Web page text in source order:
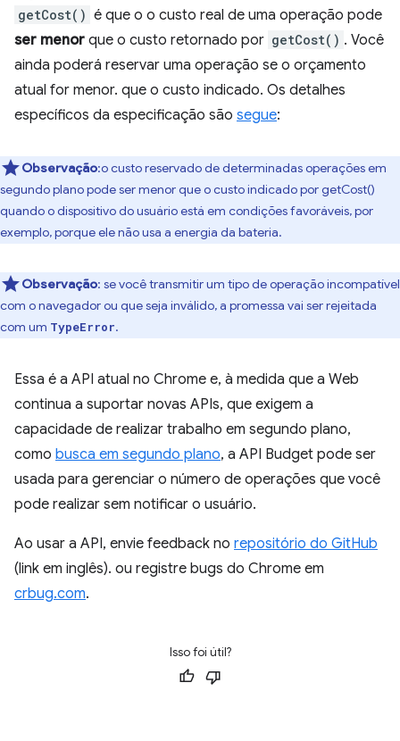
getCost() é que o o custo real de uma operação pode
ser menor que o custo retornado por getCost() . Você
ainda poderá reservar uma operação se o orçamento
atual for menor. que o custo indicado. Os detalhes
específicos da especificação são segue:
Observação:o custo reservado de determinadas operações em
segundo plano pode ser menor que o custo indicado por getCost()
quando o dispositivo do usuário está em condições favoráveis, por
exemplo, porque ele não usa a energia da bateria.
Observação: se você transmitir um tipo de operação incompatível
com o navegador ou que seja inválido, a promessa vai ser rejeitada
com um TypeError.
Essa é a API atual no Chrome e, à medida que a Web
continua a suportar novas APIs, que exigem a
capacidade de realizar trabalho em segundo plano,
como busca em segundo plano, a API Budget pode ser
usada para gerenciar o número de operações que você
pode realizar sem notificar o usuário.
Ao usar a API, envie feedback no repositório do GitHub
(link em inglês). ou registre bugs do Chrome em
crbug.com.
Isso foi útil?